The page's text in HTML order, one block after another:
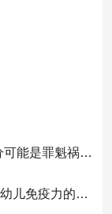
宝宝胃肠道不适？奶粉中的这些成分可能是罪魁祸首！
宝宝总生病就是免疫力低下？关于婴幼儿免疫力的真相，家长必须了解！